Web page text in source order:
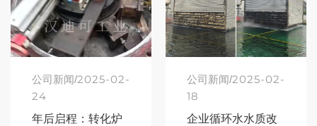
公司新闻/2025-02-
24
年后启程：转化炉
公司新闻/2025-02-
18
企业循环水水质改